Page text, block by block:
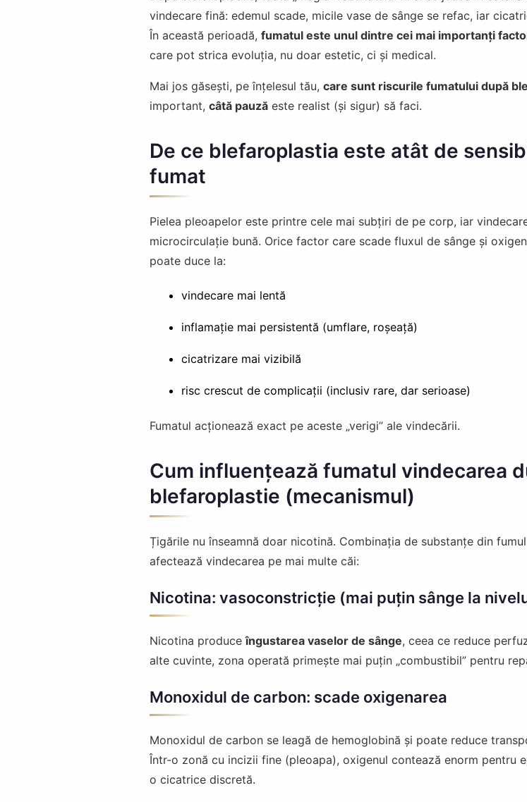
vindecare fină: edemul scade, micile vase de sânge se refac, iar
În această perioadă, fumatul este unul dintre cei mai importanți
care pot strica evoluția, nu doar estetic, ci și medical.
Mai jos găsești, pe înțelesul tău, care sunt riscurile fumatului după
important, câtă pauză este realist (și sigur) să faci.
De ce blefaroplastia este atât de
fumat
Pielea pleoapelor este printre cele mai subțiri de pe corp, iar
microcirculație bună. Orice factor care scade fluxul de sânge și
poate duce la:
vindecare mai lentă
inflamație mai persistentă (umflare, roșeață)
cicatrizare mai vizibilă
risc crescut de complicații (inclusiv rare, dar serioase)
Fumatul acționează exact pe aceste „verigi” ale vindecării.
Cum influențează fumatul vindecarea
blefaroplastie (mecanismul)
Țigările nu înseamnă doar nicotină. Combinația de substanțe din
afectează vindecarea pe mai multe căi:
Nicotina: vasoconstricție (mai puțin sânge la
Nicotina produceîngustarea vaselor de sânge, ceea ce reduce
alte cuvinte, zona operată primește mai puțin „combustibil” pentru
Monoxidul de carbon: scade oxigenarea
Monoxidul de carbon se leagă de hemoglobină și poate reduce
Într-o zonă cu incizii fine (pleoapa), oxigenul contează enorm pentru
o cicatrice discretă.